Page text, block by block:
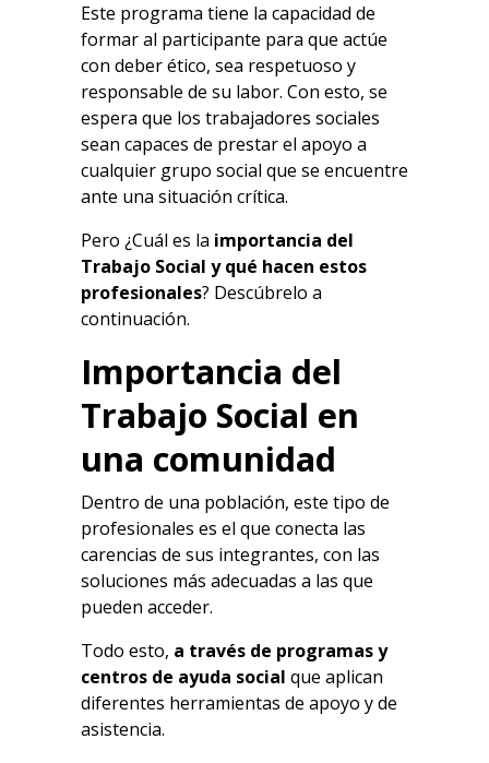
Este programa tiene la capacidad de
formar al participante para que actúe
con deber ético, sea respetuoso y
responsable de su labor. Con esto, se
espera que los trabajadores sociales
sean capaces de prestar el apoyo a
cualquier grupo social que se encuentre
ante una situación crítica.
Pero ¿Cuál es la importancia del
Trabajo Social y qué hacen estos
profesionales? Descúbrelo a
continuación.
Importancia del
Trabajo Social en
una comunidad
Dentro de una población, este tipo de
profesionales es el que conecta las
carencias de sus integrantes, con las
soluciones más adecuadas a las que
pueden acceder.
Todo esto, a través de programas y
centros de ayuda social que aplican
diferentes herramientas de apoyo y de
asistencia.